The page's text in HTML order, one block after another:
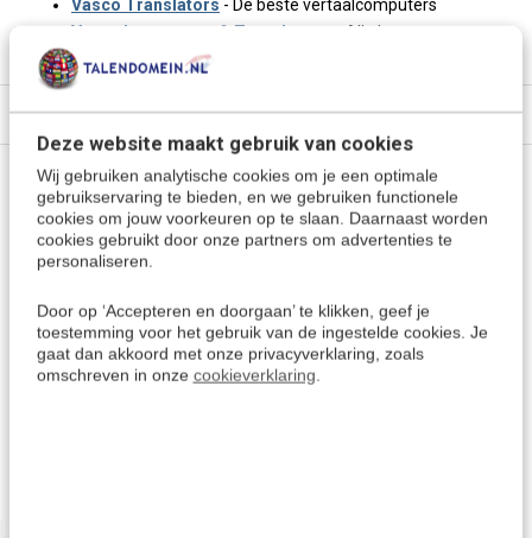
Deze website maakt gebruik van cookies
Wij gebruiken analytische cookies om je een optimale
gebruikservaring te bieden, en we gebruiken functionele
cookies om jouw voorkeuren op te slaan. Daarnaast worden
cookies gebruikt door onze partners om advertenties te
personaliseren.
Door op ‘Accepteren en doorgaan’ te klikken, geef je
toestemming voor het gebruik van de ingestelde cookies. Je
gaat dan akkoord met onze privacyverklaring, zoals
omschreven in onze cookieverklaring.
Vasco Translators - De beste vertaalcomputers
Vertaalcomputers & Translators
> Alle keuzes
Specificaties
Vragen of advies nodig?
Vraag het onze experts.
Neem contact op
Grotere aantallen
nodig?